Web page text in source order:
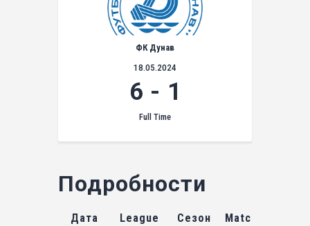
ФК Дунав
18.05.2024
6 - 1
Full Time
Подробности
Дата League Сезон Match Day